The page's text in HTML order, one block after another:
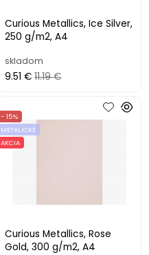
Curious Metallics, Ice Silver,
250 g/m2, A4
skladom
9.51 € 11.19 €
Curious Metallics, Rose
Gold, 300 g/m2, A4
- 15%
METALICKÉ
AKCIA